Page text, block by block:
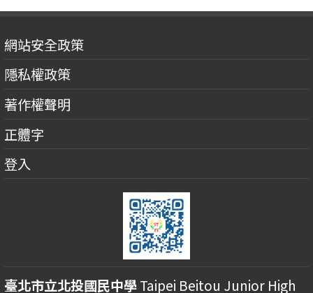
網站安全政策
隱私權政策
著作權聲明
正體字
登入
臺北市立北投國民中學Taipei Beitou Junior High